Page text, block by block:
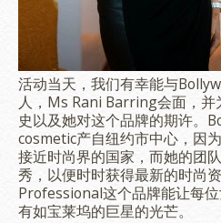
活动当天，我们有幸能与
人，Ms Rani Barring会面，并
史以及她对这个品牌的期许。
cosmetic产自纽约市中心，因
接近时尚界的国家，而她的团
秀，以便时时获得最新的时尚
Professional这个品牌能让每
有如宝莱坞的巨星的光芒。